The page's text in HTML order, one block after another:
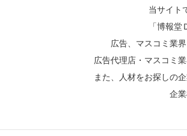
当サイト
「博報
広告、マスコミ業
広告代理店・マスコミ
また、人材をお探しの
企